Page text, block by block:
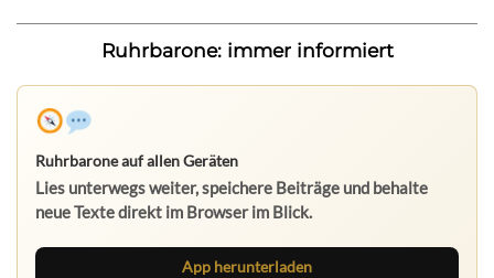
Ruhrbarone: immer informiert
Ruhrbarone auf allen Geräten
Lies unterwegs weiter, speichere Beiträge und behalte
neue Texte direkt im Browser im Blick.
App herunterladen